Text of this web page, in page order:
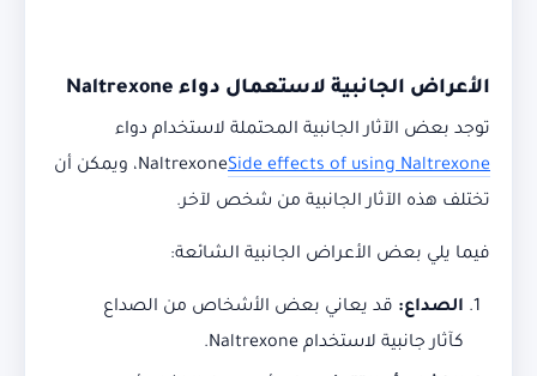
الأعراض الجانبية لاستعمال دواء Naltrexone
توجد بعض الآثار الجانبية المحتملة لاستخدام دواء
NaltrexoneSide effects of using Naltrexone
، ويمكن أن
تختلف هذه الآثار الجانبية من شخص لآخر.
فيما يلي بعض الأعراض الجانبية الشائعة:
الصداع: قد يعاني بعض الأشخاص من الصداع
كآثار جانبية لاستخدام Naltrexone.